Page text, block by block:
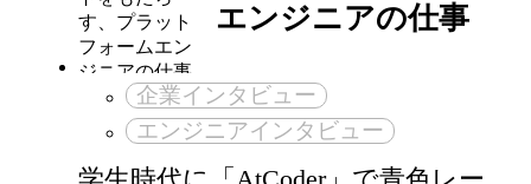
エンジニアの仕事
企業インタビュー
エンジニアインタビュー